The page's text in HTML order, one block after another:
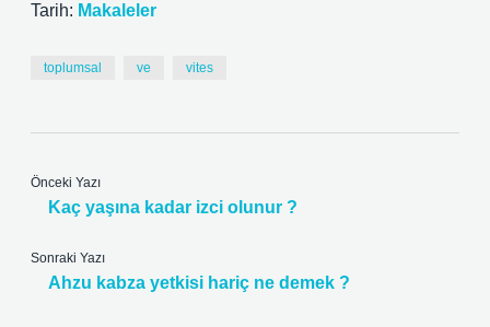
Tarih: Makaleler
toplumsal ve vites
Önceki Yazı
Kaç yaşına kadar izci olunur ?
Sonraki Yazı
Ahzu kabza yetkisi hariç ne demek ?